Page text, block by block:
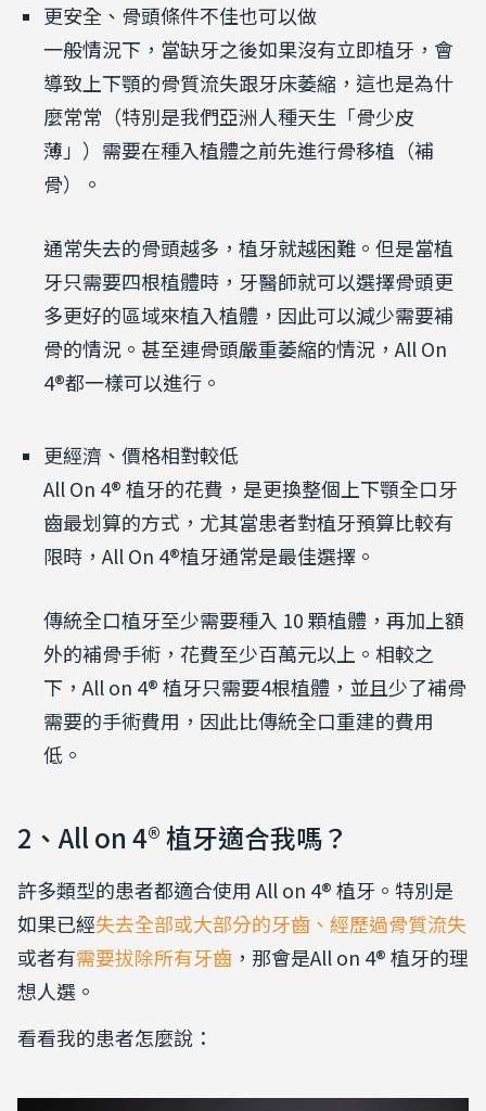
更安全、骨頭條件不佳也可以做
一般情況下，當缺牙之後如果沒有立即植牙，會
導致上下顎的骨質流失跟牙床萎縮，這也是為什
麼常常（特別是我們亞洲人種天生「骨少皮
薄」）需要在種入植體之前先進行骨移植（補
骨）。
通常失去的骨頭越多，植牙就越困難。但是當植
牙只需要四根植體時，牙醫師就可以選擇骨頭更
多更好的區域來植入植體，因此可以減少需要補
骨的情況。甚至連骨頭嚴重萎縮的情況，All On
4®都一樣可以進行。
更經濟、價格相對較低
All On 4® 植牙的花費，是更換整個上下顎全口牙
齒最划算的方式，尤其當患者對植牙預算比較有
限時，All On 4®植牙通常是最佳選擇。
傳統全口植牙至少需要種入 10 顆植體，再加上額
外的補骨手術，花費至少百萬元以上。相較之
下，All on 4® 植牙只需要4根植體，並且少了補骨
需要的手術費用，因此比傳統全口重建的費用
低。
2、All on 4® 植牙適合我嗎？
許多類型的患者都適合使用 All on 4® 植牙。特別是
如果已經失去全部或大部分的牙齒、經歷過骨質流失
或者有需要拔除所有牙齒 ，那會是All on 4® 植牙的理
想人選。
看看我的患者怎麼說：